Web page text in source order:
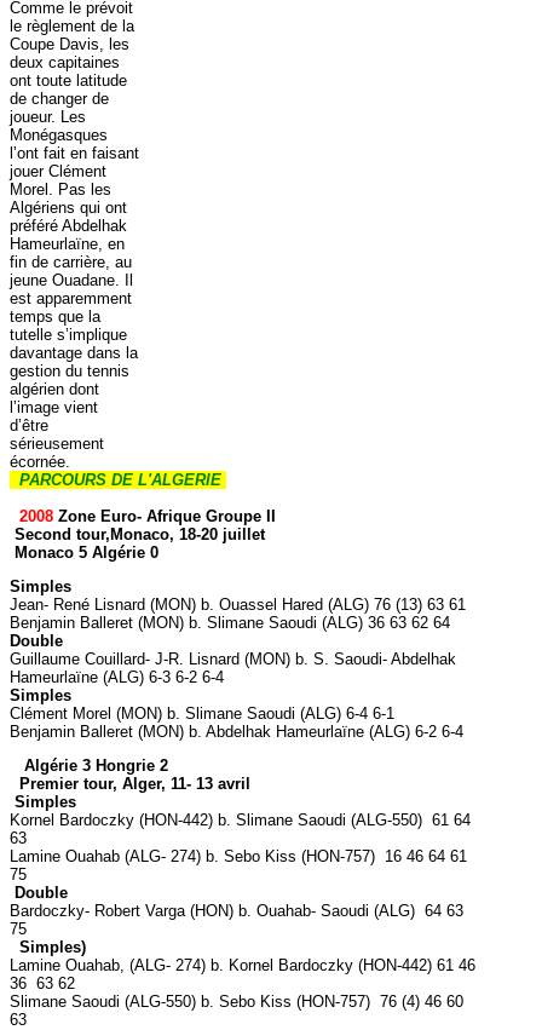
Comme le prévoit
le règlement de la
Coupe Davis, les
deux capitaines
ont toute latitude
de changer de
joueur. Les
Monégasques
l’ont fait en faisant
jouer Clément
Morel. Pas les
Algériens qui ont
préféré Abdelhak
Hameurlaïne, en
fin de carrière, au
jeune Ouadane. Il
est apparemment
temps que la
tutelle s’implique
davantage dans la
gestion du tennis
algérien dont
l’image vient
d’être
sérieusement
écornée.
PARCOURS DE L'ALGERIE
2008 Zone Euro- Afrique Groupe II
Second tour,Monaco, 18-20 juillet
Monaco 5 Algérie 0
Simples
Jean- René Lisnard (MON) b. Ouassel Hared (ALG) 76 (13) 63 61
Benjamin Balleret (MON) b. Slimane Saoudi (ALG) 36 63 62 64
Double
Guillaume Couillard- J-R. Lisnard (MON) b. S. Saoudi- Abdelhak
Hameurlaïne (ALG) 6-3 6-2 6-4
Simples
Clément Morel (MON) b. Slimane Saoudi (ALG) 6-4 6-1
Benjamin Balleret (MON) b. Abdelhak Hameurlaïne (ALG) 6-2 6-4
Algérie 3 Hongrie 2
Premier tour, Alger, 11- 13 avril
Simples
Kornel Bardoczky (HON-442) b. Slimane Saoudi (ALG-550) 61 64
63
Lamine Ouahab (ALG- 274) b. Sebo Kiss (HON-757) 16 46 64 61
75
Double
Bardoczky- Robert Varga (HON) b. Ouahab- Saoudi (ALG) 64 63
75
Simples)
Lamine Ouahab, (ALG- 274) b. Kornel Bardoczky (HON-442) 61 46
36 63 62
Slimane Saoudi (ALG-550) b. Sebo Kiss (HON-757) 76 (4) 46 60
63